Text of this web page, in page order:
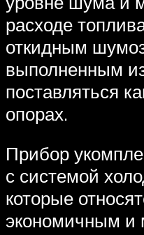
расходе
откидным
выполненным
поставляться
опорах.
Прибор
с системой
которые
экономичным